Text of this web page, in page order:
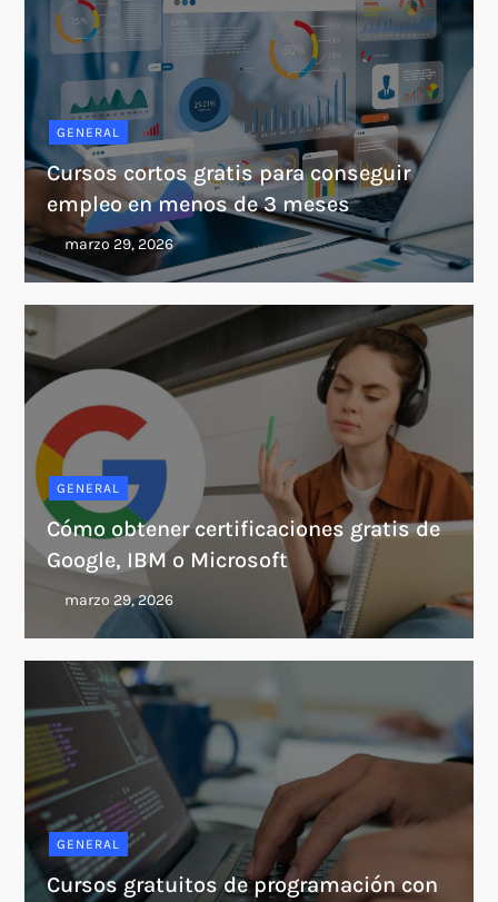
GENERAL
Cursos cortos gratis para conseguir
empleo en menos de 3 meses
GENERAL
Cómo obtener certificaciones gratis de
Google, IBM o Microsoft
GENERAL
Cursos gratuitos de programación con